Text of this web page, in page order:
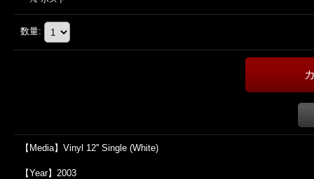
数量:
【Media】Vinyl 12'' Single (White)
【Year】2003